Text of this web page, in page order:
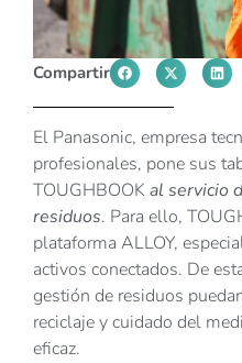
Compartir
El Panasonic, empresa
profesionales, pone sus
TOUGHBOOKal servicio
residuos. Para ello,
plataforma ALLOY,
activos conectados. De
gestión de residuos
reciclaje y cuidado del
eficaz.